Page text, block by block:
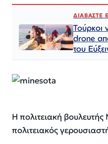
ΔΙΑΒΑΣΤΕ
Τούρκοι
drone
του
H πολιτειακή
πολιτειακός